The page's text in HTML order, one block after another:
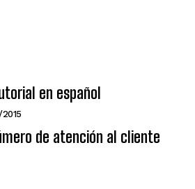
en español
de atención al cliente